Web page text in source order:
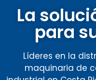
La
para
Líderes en la
maquinaria de